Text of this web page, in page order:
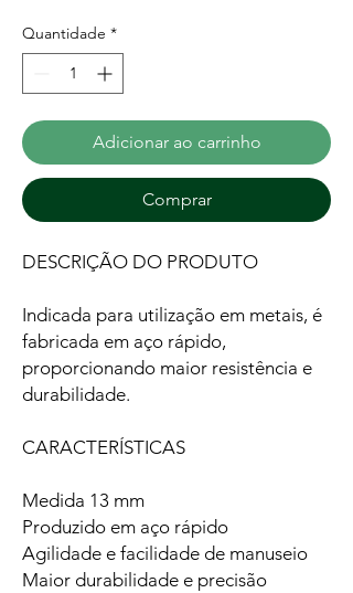
Quantidade *
Adicionar ao carrinho
Comprar
DESCRIÇÃO DO PRODUTO
Indicada para utilização em metais, é
fabricada em aço rápido,
proporcionando maior resistência e
durabilidade.
CARACTERÍSTICAS
Medida 13 mm
Produzido em aço rápido
Agilidade e facilidade de manuseio
Maior durabilidade e precisão